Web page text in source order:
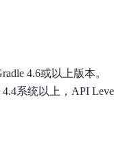
4.6或以上版本。
系统以上，API Leve